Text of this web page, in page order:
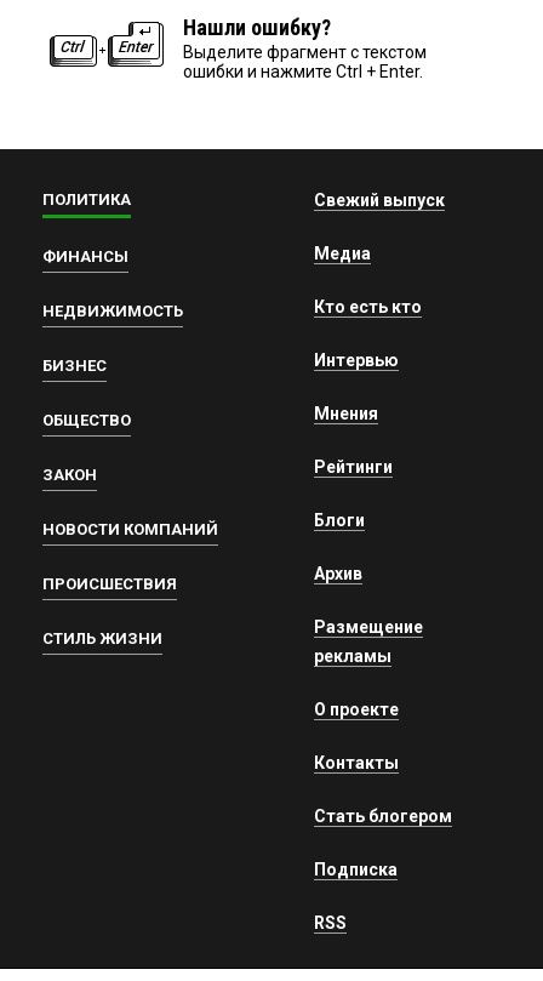
Нашли ошибку?
Выделите фрагмент с текстом
ошибки и нажмите Ctrl + Enter.
ПОЛИТИКА
ФИНАНСЫ
НЕДВИЖИМОСТЬ
БИЗНЕС
ОБЩЕСТВО
ЗАКОН
НОВОСТИ КОМПАНИЙ
ПРОИСШЕСТВИЯ
СТИЛЬ ЖИЗНИ
Свежий выпуск
Медиа
Кто есть кто
Интервью
Мнения
Рейтинги
Блоги
Архив
Размещение
рекламы
О проекте
Контакты
Стать блогером
Подписка
RSS